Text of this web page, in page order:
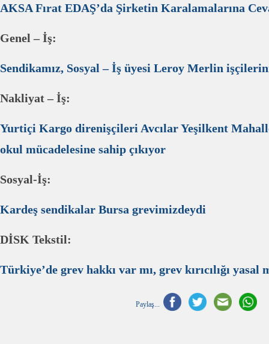
AKSA Fırat EDAŞ’da Şirketin Karalamalarına
Genel – İş:
Sendikamız, Sosyal – İş üyesi Leroy Merlin
Nakliyat – İş:
Yurtiçi Kargo direnişçileri Avcılar Yeşilkent
okul mücadelesine sahip çıkıyor
Sosyal-İş:
Kardeş sendikalar Bursa grevimizdeydi
DİSK Tekstil:
Türkiye’de grev hakkı var mı, grev kırıcılığı yasal
Paylaş...